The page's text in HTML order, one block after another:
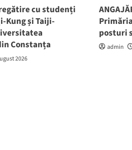
cu studenți
Kung și Taiji-
Constanța
2026
posturi
admin